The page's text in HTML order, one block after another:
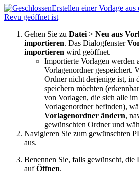
Erstellen einer Vorlage
Revu geöffnet ist
Gehen Sie zu Datei> Neu aus
importieren. Das Dialogfenster
importieren wird geöffnet.
Importierte Vorlagen werden
Vorlagenordner gespeichert.
Ordner nicht derjenige ist, in
speichern möchten
von Vorlagen, die sich alle
Vorlagenordner befinden),
Vorlagenordner ändern,
gewünschten Ordner und
Navigieren Sie zum gewünschten
aus.
Benennen Sie, falls gewünscht,
aufÖffnen.